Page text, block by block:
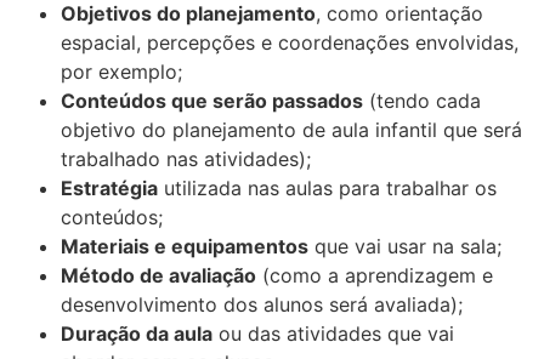
Objetivos do planejamento, como orientação
espacial, percepções e coordenações envolvidas,
por exemplo;
Conteúdos que serão passados (tendo cada
objetivo do planejamento de aula infantil que será
trabalhado nas atividades);
Estratégia utilizada nas aulas para trabalhar os
conteúdos;
Materiais e equipamentos que vai usar na sala;
Método de avaliação (como a aprendizagem e
desenvolvimento dos alunos será avaliada);
Duração da aula ou das atividades que vai